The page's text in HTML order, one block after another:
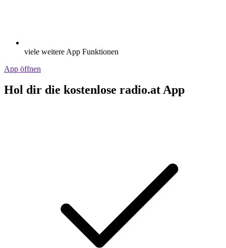
viele weitere App Funktionen
App öffnen
Hol dir die kostenlose radio.at App